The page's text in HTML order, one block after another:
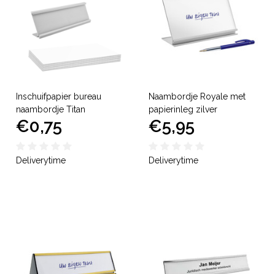
Inschuifpapier bureau
naambordje Titan
€0,75
Deliverytime
Naambordje Royale met
papierinleg zilver
€5,95
Deliverytime